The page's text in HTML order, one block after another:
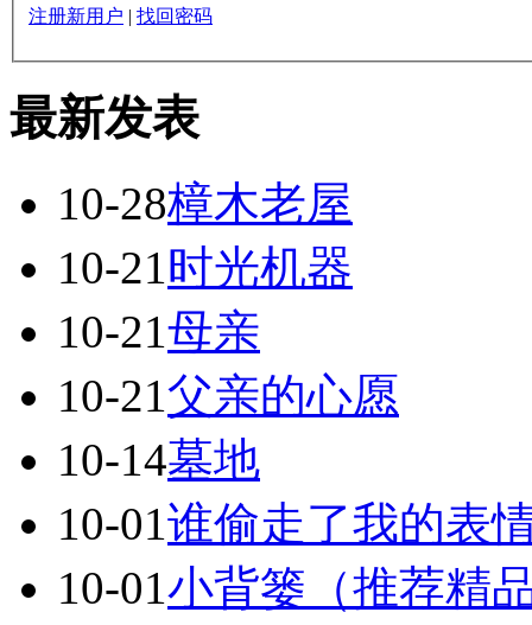
注册新用户 | 找回密码
最新发表
10-28樟木老屋
10-21时光机器
10-21母亲
10-21父亲的心愿
10-14墓地
10-01谁偷走了我的表
10-01小背篓（推荐精